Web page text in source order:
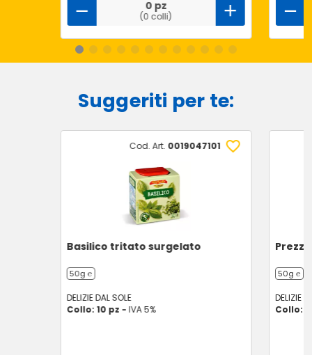
0 pz
(0 colli)
Suggeriti per te:
Cod. Art. 0019047101
Basilico tritato surgelato
50g ℮
DELIZIE DAL SOLE
Collo: 10 pz - IVA 5%
50g ℮
DELIZIE
Collo: